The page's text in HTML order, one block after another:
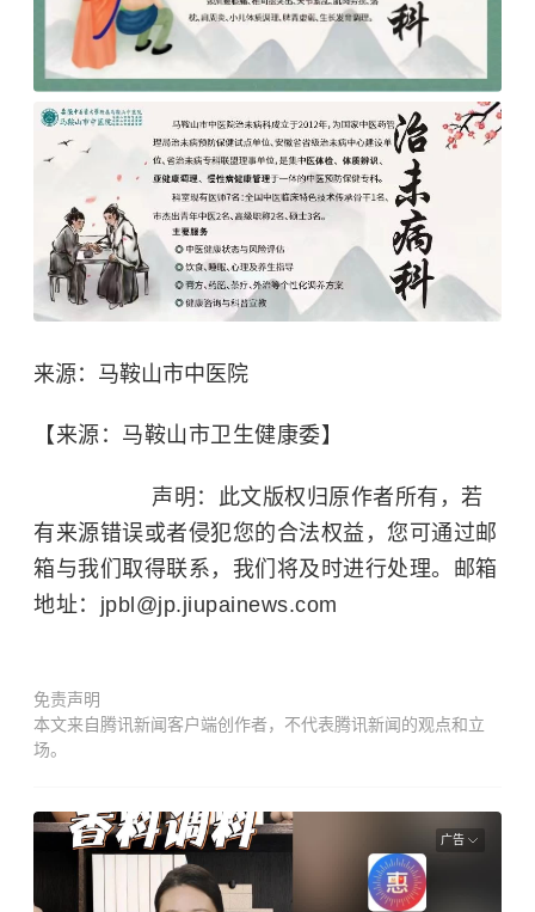
来源：马鞍山市中医院
【来源：马鞍山市卫生健康委】
声明：此文版权归原作者所有，若
有来源错误或者侵犯您的合法权益，您可通过邮
箱与我们取得联系，我们将及时进行处理。邮箱
地址：jpbl@jp.jiupainews.com
免责声明
本文来自腾讯新闻客户端创作者，不代表腾讯新闻的观点和立
场。
广告